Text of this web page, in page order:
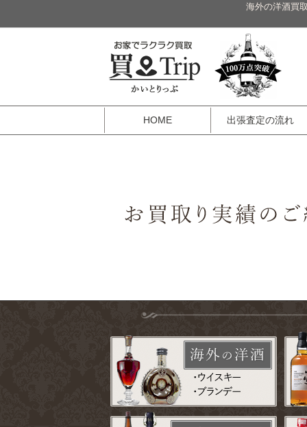
海外の洋酒買
HOME 出張査定の流れ